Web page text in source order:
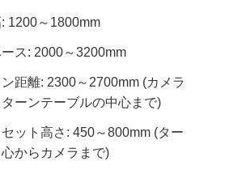
: 1200～1800mm
ス: 2000～3200mm
距離: 2300～2700mm (カメラ
ーンテーブルの中心まで)
ット高さ: 450～800mm (ター
からカメラまで)